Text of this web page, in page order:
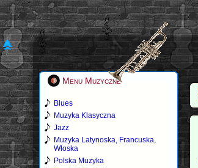
Menu Muzyczne
Blues
Muzyka Klasyczna
Jazz
Muzyka Latynoska, Francuska,
Włoska
Polska Muzyka